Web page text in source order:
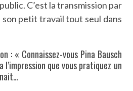
C’est la transmission par
son petit travail tout seul dans
: « Connaissez-vous Pina Bausch
que vous pratiquez un